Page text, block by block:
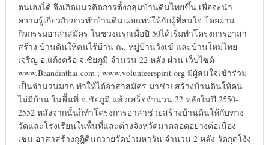
ตนเองได้ จึงเกิดแนวคิดการตั้งกลุ่มบ้านดินไทยขึ้น เพื่อจะนำ
ความรู้เกี่ยวกับการทำบ้านดินเผยแพร่ให้กับผู้ที่สนใจ โดยผ่าน
กิจกรรมอาสาสมัคร ในช่วงแรกเมื่อปี 50ได้เริ่มทำโครงการอาสา
สร้าง บ้านดินให้คนไร้บ้าน ณ. หมู่บ้านวังเข้ และบ้านใหม่ไทย
เจริญ อ.แก้งคร้อ จ.ชัยภูมิ จำนวน 22 หลัง ผ่าน เว็บไซต์
www.Baandinthai.com ; www.volunteerspirit.org มีผู้สนใจเข้าร่วม
เป็นจำนวนมาก ทำให้ได้อาสาสมัคร มาช่วยสร้างบ้านดินให้คน
ไม่มีบ้าน ในพื้นที่ จ.ชัยภูมิ แล้วเสร็จจำนวน 22 หลังในปี 2550-
2552 หลังจากนั้นก็ทำโครงการอาสาช่วยสร้างบ้านดินให้กับทาง
วัดและโรงเรียนในพื้นที่และต่างจังหวัดมาตลอดอย่างต่อเนื่อง
เช่น อาสาสร้างกุฎิดินถวายวัดป่ามหาวัน จำนวน 2 หลัง วัดกุดโง้ง